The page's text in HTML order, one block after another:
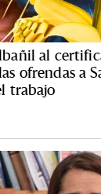
al
ofrendas a
trabajo